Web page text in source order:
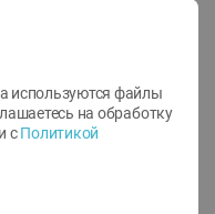
используются файлы
на обработку
с Политикой